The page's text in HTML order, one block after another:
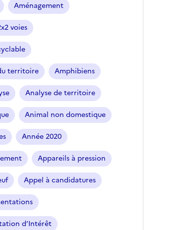
Aménagement
voies
territoire Amphibiens
Analyse de territoire
Animal non domestique
Année 2020
Appareils à pression
Appel à candidatures
d’Intérêt